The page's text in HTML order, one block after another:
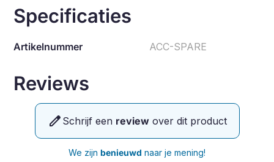
Specificaties
Artikelnummer ACC-SPARE
Reviews
edit Schrijf een reviewover dit product
We zijn benieuwd naar je mening!